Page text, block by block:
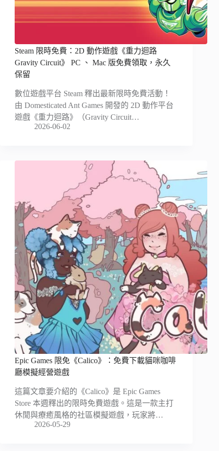
Steam 限時免費：2D 動作遊戲《重力迴路
Gravity Circuit》 PC 、 Mac 版免費領取，永久
保留
數位遊戲平台 Steam 釋出最新限時免費活動！
由 Domesticated Ant Games 開發的 2D 動作平台
遊戲《重力迴路》（Gravity Circuit…
2026-06-02
Epic Games 限免《Calico》：免費下載貓咪咖啡
廳模擬經營遊戲
這篇文章要介紹的《Calico》是 Epic Games
Store 本週釋出的限時免費遊戲。這是一款主打
休閒與療癒風格的社區模擬遊戲，玩家將…
2026-05-29